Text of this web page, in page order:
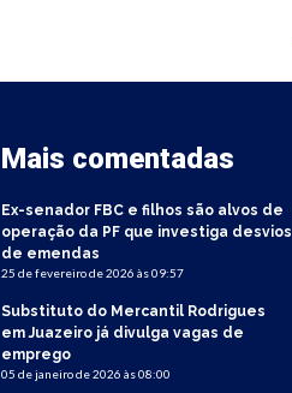
Mais comentadas
Ex-senador FBC e filhos são alvos de
operação da PF que investiga desvios
de emendas
25 de fevereiro de 2026 às 09:57
Substituto do Mercantil Rodrigues
em Juazeiro já divulga vagas de
emprego
05 de janeiro de 2026 às 08:00